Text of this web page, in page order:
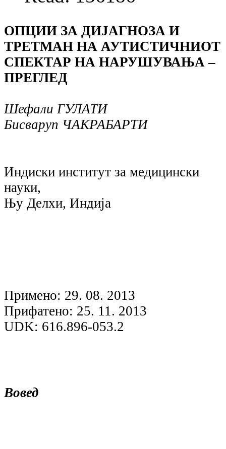
ОПЦИИ ЗА ДИЈАГНОЗА И
ТРЕТМАН НА АУТИСТИЧНИОТ
СПЕКТАР НА НАРУШУВАЊА –
ПРЕГЛЕД
Шефали ГУЛАТИ
Бисваруп ЧАКРАБАРТИ
Индиски институт за медицински
науки,
Њу Делхи, Индија
Примено: 29. 08. 2013
Прифатено: 25. 11. 2013
UDK: 616.896-053.2
Вовед